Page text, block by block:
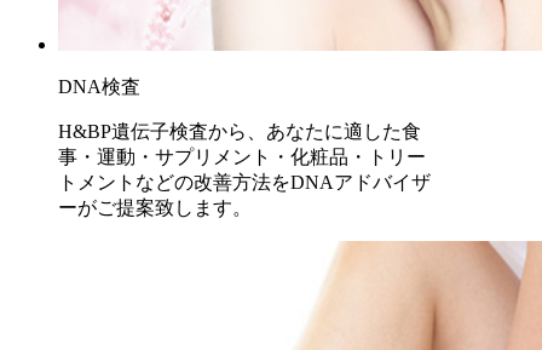
DNA検査
H&BP遺伝子検査から、あなたに適した食
事・運動・サプリメント・化粧品・トリー
トメントなどの改善方法をDNAアドバイザ
ーがご提案致します。